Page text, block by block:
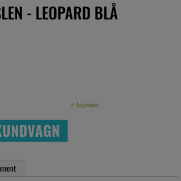
- LEOPARD BLÅ
✓ Lagervara